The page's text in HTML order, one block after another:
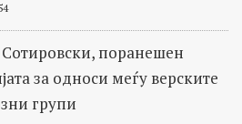
Сотировски, поранешен
за односи меѓу верските
групи